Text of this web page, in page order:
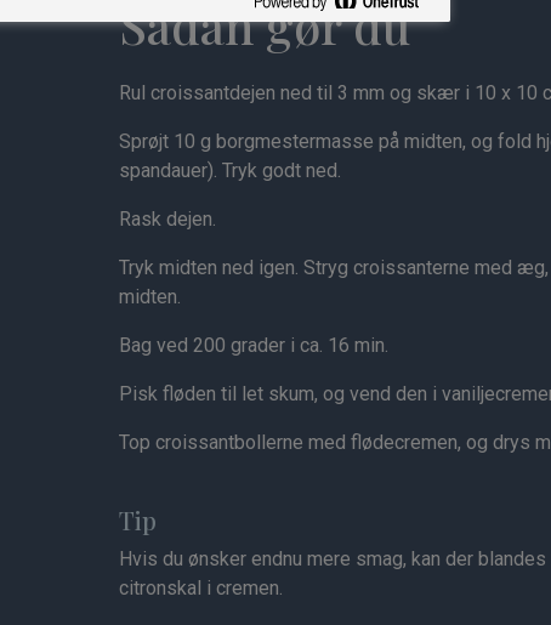
Sådan gør du
Rul croissantdejen ned til 3 mm og skær i 10 x 10
Sprøjt 10 g borgmestermasse på midten, og fold
spandauer). Tryk godt ned.
Rask dejen.
Tryk midten ned igen. Stryg croissanterne med
midten.
Bag ved 200 grader i ca. 16 min.
Pisk fløden til let skum, og vend den i
Top croissantbollerne med flødecremen, og drys
Tip
Hvis du ønsker endnu mere smag, kan der
citronskal i cremen.